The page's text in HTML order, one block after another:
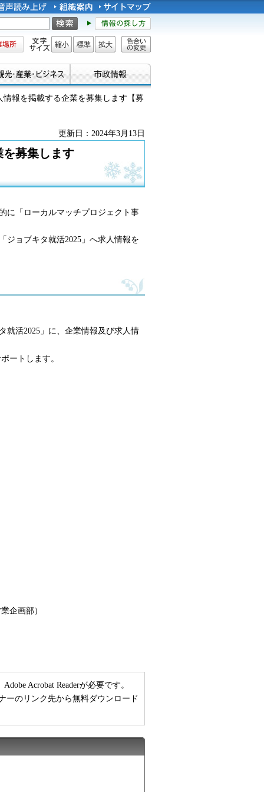
文字サイズ
縮小 標準 拡大
色合い
報を掲載する企業を募集します【募
更新日：2024年3月13日
を募集します
に「ローカルマッチプロジェクト事
ジョブキタ就活2025」へ求人情報を
就活2025」に、企業情報及び求人情
ートします。
企画部）
Acrobat Readerが必要です。
ーのリンク先から無料ダウンロード